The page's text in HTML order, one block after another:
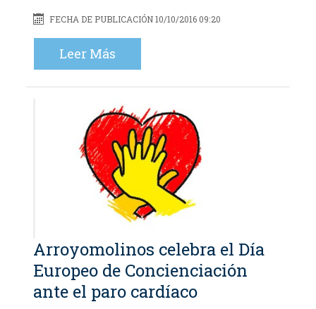
FECHA DE PUBLICACIÓN 10/10/2016 09:20
Leer Más
Arroyomolinos celebra el Día
Europeo de Concienciación
ante el paro cardíaco